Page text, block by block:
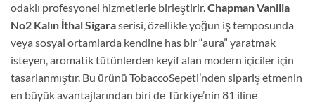
odaklı profesyonel hizmetlerle birleştirir.Chapman Vanilla
No2 Kalın İthal Sigaraserisi, özellikle yoğun iş temposunda
veya sosyal ortamlarda kendine has bir “aura” yaratmak
isteyen, aromatik tütünlerden keyif alan modern içiciler için
tasarlanmıştır. Bu ürünü TobaccoSepeti’nden sipariş etmenin
en büyük avantajlarından biri de Türkiye’nin 81 iline